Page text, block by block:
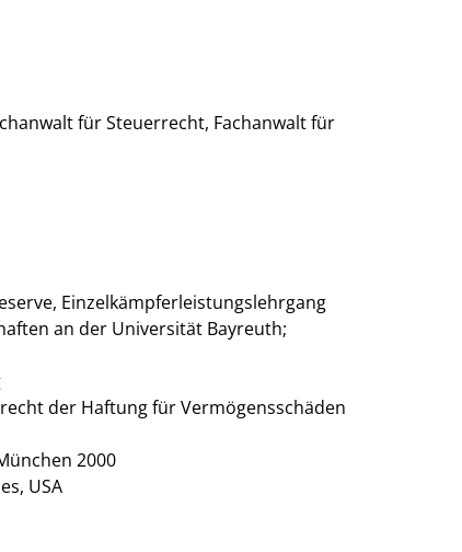
für Steuerrecht, Fachanwalt für
Einzelkämpferleistungslehrgang
an der Universität Bayreuth;
der Haftung für Vermögensschäden
2000
USA